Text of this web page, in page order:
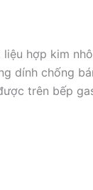
hợp kim
dính chống
trên bếp